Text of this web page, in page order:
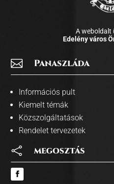
A weboldalt
Edelény város
 Panaszláda
Információs pult
Kiemelt témák
Közszolgáltatások
Rendelet tervezetek
 megosztás